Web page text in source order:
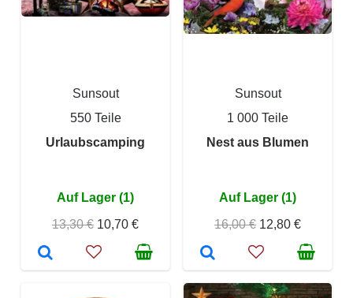
Sunsout
550 Teile
Urlaubscamping
Auf Lager (1)
13,30 € 10,70 €
Sunsout
1 000 Teile
Nest aus Blumen
Auf Lager (1)
16,00 € 12,80 €